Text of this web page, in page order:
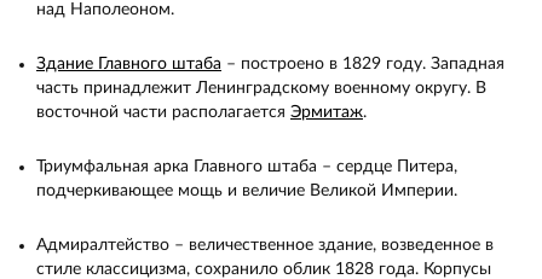
над Наполеоном.
Здание Главного штаба – построено в 1829 году. Западная
часть принадлежит Ленинградскому военному округу. В
восточной части располагается Эрмитаж.
Триумфальная арка Главного штаба – сердце Питера,
подчеркивающее мощь и величие Великой Империи.
Адмиралтейство – величественное здание, возведенное в
стиле классицизма, сохранило облик 1828 года. Корпусы